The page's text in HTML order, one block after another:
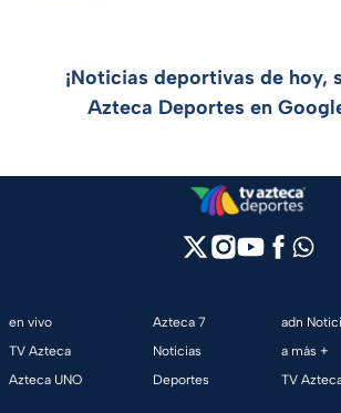
¡Noticias deportivas de hoy,
Azteca Deportes en
en vivo
TV Azteca
Azteca UNO
Azteca 7
Noticias
Deportes
adn
a más +
TV